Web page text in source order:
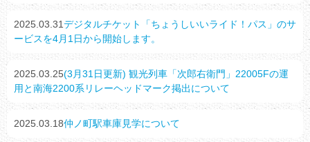
2025.03.31デジタルチケット「ちょうしいいライド！パス」のサ
ービスを4月1日から開始します。
2025.03.25(3月31日更新) 観光列車「次郎右衛門」22005Fの運
用と南海2200系リレーヘッドマーク掲出について
2025.03.18仲ノ町駅車庫見学について